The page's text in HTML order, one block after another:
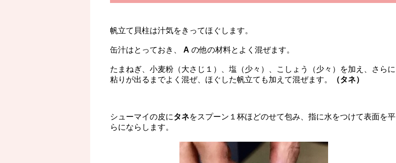
帆立て貝柱は汁気をきってほぐします。
缶汁はとっておき、 A の他の材料とよく混ぜます。
たまねぎ、小麦粉（大さじ１）、塩（少々）、こしょう（少々）を加え、さらに
粘りが出るまでよく混ぜ、ほぐした帆立ても加えて混ぜます。
（タネ）
シューマイの皮にタネをスプーン１杯ほどのせて包み、指に水をつけて表面を平
らにならします。